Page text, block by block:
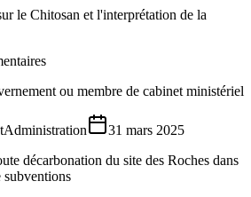
le Chitosan et l'interprétation de la
ou membre de cabinet ministériel
Administration
31 mars 2025
décarbonation du site des Roches dans